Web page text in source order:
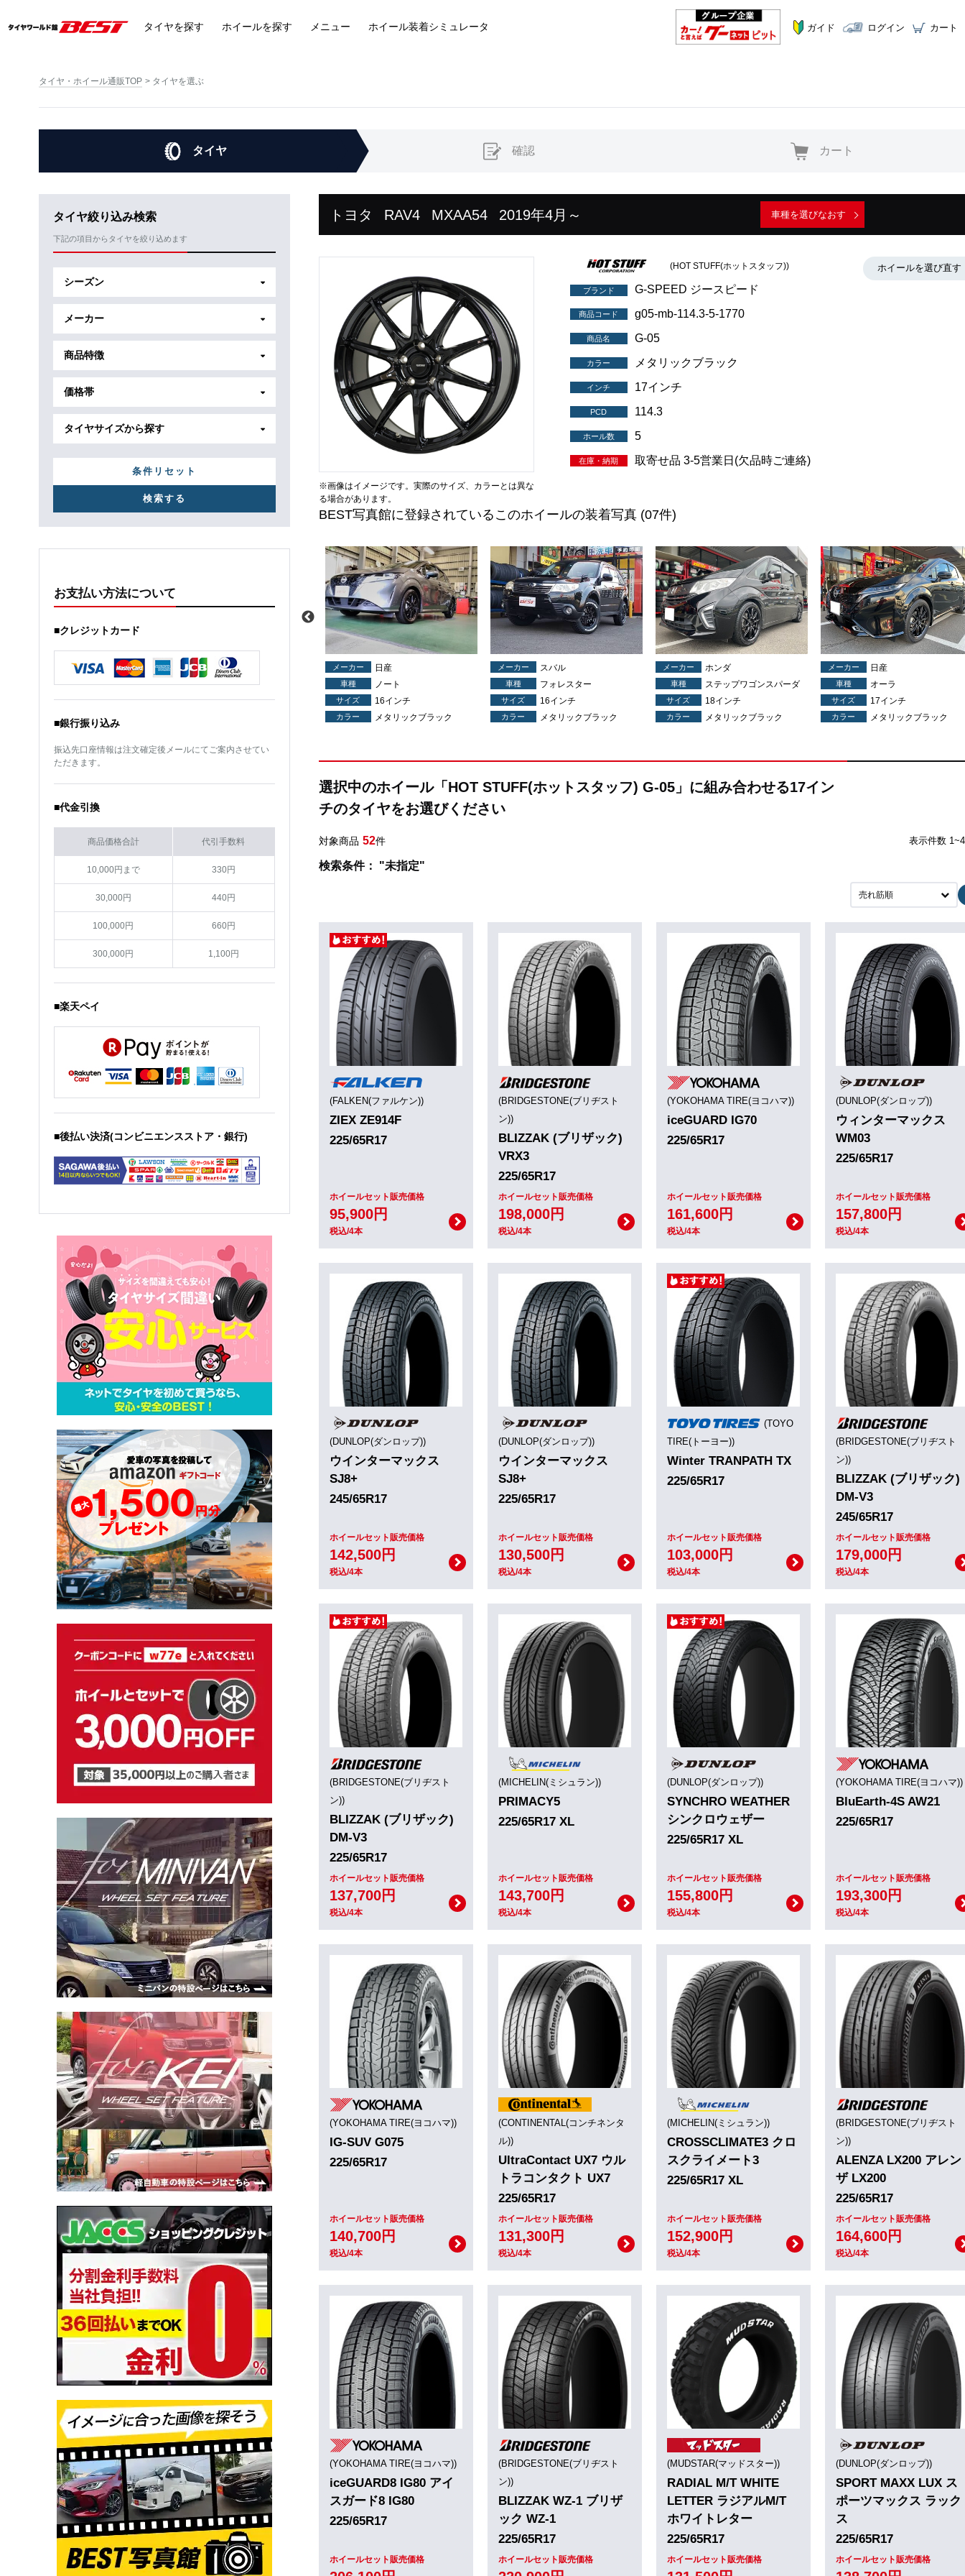
タイヤを探す ホイールを探す メニュー ホイール装着シミュレータ ガイド ログイン カート
タイヤ・ホイール通販TOP タイヤを選ぶ
タイヤ 確認 カート
タイヤ絞り込み検索
下記の項目からタイヤを絞り込めます
シーズン
メーカー
商品特徴
価格帯
タイヤサイズから探す
条件リセット
お支払い方法について
■クレジットカード
■銀行振り込み
振込先口座情報は注文確定後メールにてご案内させてい
ただきます。
■代金引換
商品価格合計 代引手数料
10,000円まで 330円
30,000円 440円
100,000円 660円
300,000円 1,100円
■楽天ペイ
■後払い決済(コンビニエンスストア・銀行)
トヨタ RAV4 MXAA54 2019年4月～ 車種を選びなおす
※画像はイメージです。実際のサイズ、カラーとは異な
る場合があります。
ホイールを選び直す
(HOT STUFF(ホットスタッフ))
ブランド G-SPEED ジースピード
商品コード g05-mb-114.3-5-1770
商品名 G-05
カラー メタリックブラック
インチ 17インチ
PCD 114.3
ホール数 5
在庫・納期 取寄せ品 3-5営業日(欠品時ご連絡)
BEST写真館に登録されているこのホイールの装着写真(07件)
アルファード
17インチ
メタリックブラック
メーカー ホンダ
車種 ステップワゴン
サイズ 18インチ
メーカー 日産
車種 ノート
サイズ 16インチ
カラー メタリックブラック
メーカー スバル
車種 フォレスター
サイズ 16インチ
カラー メタリックブラック
メーカー ホンダ
車種 ステップワゴンスパーダ
サイズ 18インチ
カラー メタリックブラック
メーカー 日産
車種 オーラ
サイズ 17インチ
カラー メタリックブラック
選択中のホイール「HOT STUFF(ホットスタッフ) G-05」に組み合わせる17イン
チのタイヤをお選びください
対象商品 52件 表示件数
検索条件： "未指定"
売れ筋順
(FALKEN(ファルケン))
ZIEX ZE914F
225/65R17
ホイールセット販売価格
95,900円
税込/4本
(BRIDGESTONE(ブリヂスト
ン))
BLIZZAK (ブリザック)
VRX3
225/65R17
ホイールセット販売価格
198,000円
税込/4本
(YOKOHAMA TIRE(ヨコハマ))
iceGUARD IG70
225/65R17
ホイールセット販売価格
161,600円
税込/4本
(DUNLOP(ダンロップ))
ウィンターマックス
WM03
225/65R17
ホイールセット販売価格
157,800円
税込/4本
(DUNLOP(ダンロップ))
ウインターマックス
SJ8+
245/65R17
ホイールセット販売価格
142,500円
税込/4本
(DUNLOP(ダンロップ))
ウインターマックス
SJ8+
225/65R17
ホイールセット販売価格
130,500円
税込/4本
(TOYO
TIRE(トーヨー))
Winter TRANPATH TX
225/65R17
ホイールセット販売価格
103,000円
税込/4本
(BRIDGESTONE(ブリヂスト
ン))
BLIZZAK (ブリザック)
DM-V3
245/65R17
ホイールセット販売価格
179,000円
税込/4本
(BRIDGESTONE(ブリヂスト
ン))
BLIZZAK (ブリザック)
DM-V3
225/65R17
ホイールセット販売価格
137,700円
税込/4本
(MICHELIN(ミシュラン))
PRIMACY5
225/65R17 XL
ホイールセット販売価格
143,700円
税込/4本
(DUNLOP(ダンロップ))
SYNCHRO WEATHER
シンクロウェザー
225/65R17 XL
ホイールセット販売価格
155,800円
税込/4本
(YOKOHAMA TIRE(ヨコハマ))
BluEarth-4S AW21
225/65R17
ホイールセット販売価格
193,300円
税込/4本
(YOKOHAMA TIRE(ヨコハマ))
IG-SUV G075
225/65R17
ホイールセット販売価格
140,700円
税込/4本
(CONTINENTAL(コンチネンタ
ル))
UltraContact UX7 ウル
トラコンタクト UX7
225/65R17
ホイールセット販売価格
131,300円
税込/4本
(MICHELIN(ミシュラン))
CROSSCLIMATE3 クロ
スクライメート3
225/65R17 XL
ホイールセット販売価格
152,900円
税込/4本
(BRIDGESTONE(ブリヂスト
ン))
ALENZA LX200 アレン
ザ LX200
225/65R17
ホイールセット販売価格
164,600円
税込/4本
(YOKOHAMA TIRE(ヨコハマ))
iceGUARD8 IG80 アイ
スガード8 IG80
225/65R17
ホイールセット販売価格
(BRIDGESTONE(ブリヂスト
ン))
BLIZZAK WZ-1 ブリザ
ック WZ-1
225/65R17
ホイールセット販売価格
(MUDSTAR(マッドスター))
RADIAL M/T WHITE
LETTER ラジアルM/T
ホワイトレター
225/65R17
ホイールセット販売価格
(DUNLOP(ダンロップ))
SPORT MAXX LUX ス
ポーツマックス ラック
ス
225/65R17
ホイールセット販売価格